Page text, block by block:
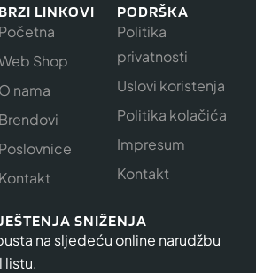
BRZI LINKOVI
Početna
Shop
O nama
Brendovi
Poslovnice
Kontakt
PODRŠKA
Politika
privatnosti
Uslovi koristenja
Politika kolačića
Impresum
Kontakt
SNIŽENJA
na sljedeću online narudžbu
listu.